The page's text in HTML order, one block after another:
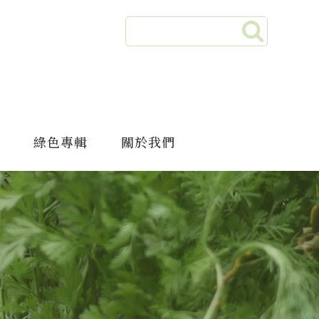
綠色專輯 關於我們